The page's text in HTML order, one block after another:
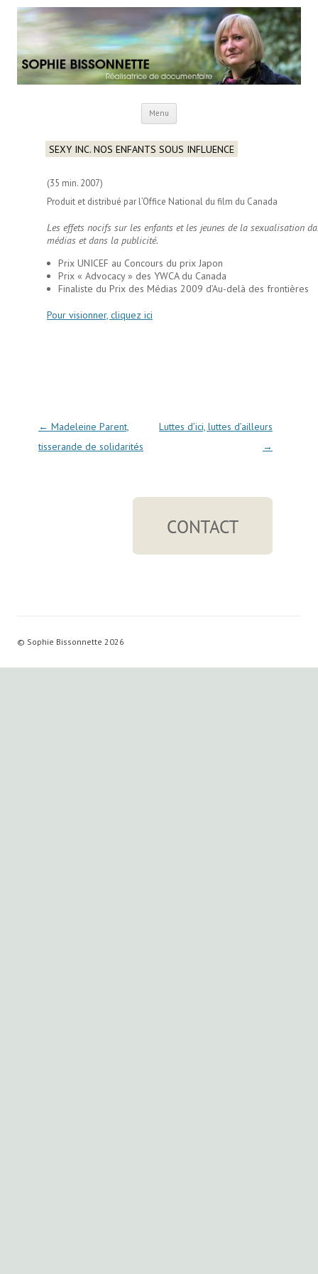
Menu
SEXY INC. NOS ENFANTS SOUS INFLUENCE
(35 min. 2007)
Produit et distribué par l’Office National du film du Canada
Les effets nocifs sur les enfants et les jeunes de la sexualisation
médias et dans la publicité.
Prix UNICEF au Concours du prix Japon
Prix « Advocacy » des YWCA du Canada
Finaliste du Prix des Médias 2009 d’Au-delà des frontières
Pour visionner, cliquez ici
Navigation des articles
← Madeleine Parent,
tisserande de solidarités
Luttes d’ici, luttes d’ailleurs
→
© Sophie Bissonnette 2026